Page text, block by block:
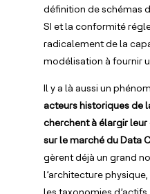
définition de schémas
SI et la conformité
radicalement de la
modélisation à fournir
Il y a là aussi un
acteurs historiques de
cherchent à élargir
sur le marché du Data
gèrent déjà un grand
l’architecture